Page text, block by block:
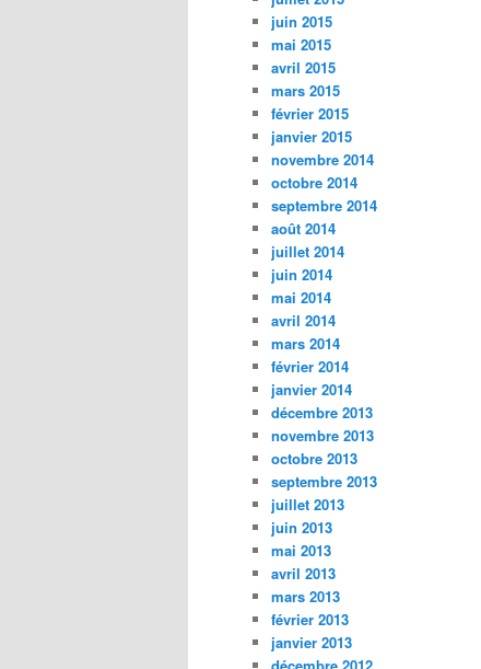
juin 2015
mai 2015
avril 2015
mars 2015
février 2015
janvier 2015
novembre 2014
octobre 2014
septembre 2014
août 2014
juillet 2014
juin 2014
mai 2014
avril 2014
mars 2014
février 2014
janvier 2014
décembre 2013
novembre 2013
octobre 2013
septembre 2013
juillet 2013
juin 2013
mai 2013
avril 2013
mars 2013
février 2013
janvier 2013